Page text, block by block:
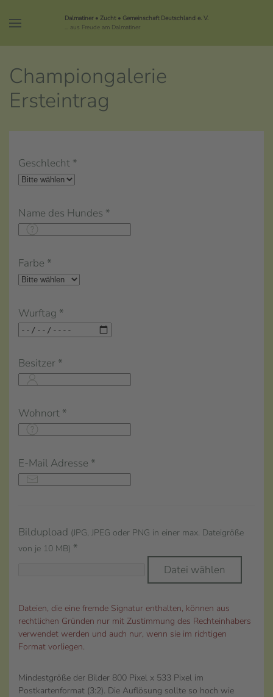
Dalmatiner • Zucht • Gemeinschaft Deutschland e. V.
... aus Freude am Dalmatiner
Championgalerie
Ersteintrag
Geschlecht *
Name des Hundes *
Farbe *
Wurftag *
Besitzer *
Wohnort *
E-Mail Adresse *
Bildupload (JPG, JPEG oder PNG in einer max. Dateigröße
von je 10 MB) *
Datei wählen
Dateien, die eine fremde Signatur enthalten, können aus
rechtlichen Gründen nur mit Zustimmung des Rechteinhabers
verwendet werden und auch nur, wenn sie im richtigen
Format vorliegen.
Mindestgröße der Bilder 800 Pixel x 533 Pixel im
Postkartenformat (3:2). Die Auflösung sollte so hoch wie